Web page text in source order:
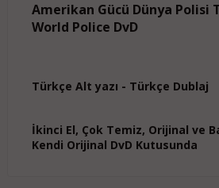
Amerikan Gücü Dünya Polisi
World Police DvD
Türkçe Alt yazı - Türkçe Dublaj
İkinci El, Çok Temiz, Orijinal ve
Kendi Orijinal DvD Kutusunda